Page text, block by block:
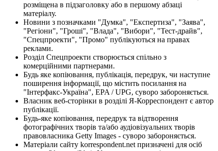
розміщена в підзаголовку або в першому абзаці
матеріалу.
Новини з позначками "Думка", "Експертиза", "Заява",
"Регіони", "Гроші", "Влада", "Вибори", "Тест-драйв",
"Спецпроекти", "Промо" публікуються на правах
реклами.
Розділ Спецпроекти створюється спільно з
комерційними партнерами.
Будь яке копіювання, публікація, передрук, чи наступне
поширення інформації, що містить посилання на
"Інтерфакс-Україна", EPA / UPG, суворо забороняється.
Власник веб-сторінки в розділі Я-Корреспондент є автор
публікації.
Будь-яке копіювання, передрук та відтворення
фотографічних творів та/або аудіовізуальних творів
правовласника Getty Images - суворо забороняється.
Матеріали сайту korrespondent.net призначені для осіб